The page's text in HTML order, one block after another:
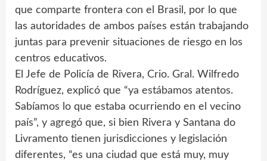
que comparte frontera con el Brasil, por lo que
las autoridades de ambos países están trabajando
juntas para prevenir situaciones de riesgo en los
centros educativos.
El Jefe de Policía de Rivera, Crio. Gral. Wilfredo
Rodríguez, explicó que “ya estábamos atentos.
Sabíamos lo que estaba ocurriendo en el vecino
país”, y agregó que, si bien Rivera y Santana do
Livramento tienen jurisdicciones y legislación
diferentes, “es una ciudad que está muy, muy